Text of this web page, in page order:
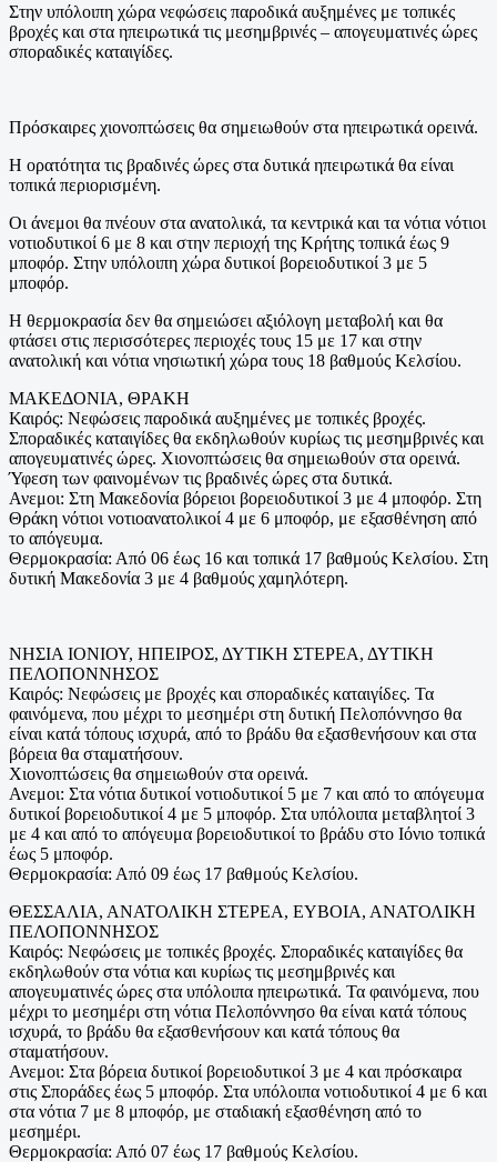
Στην υπόλοιπη χώρα νεφώσεις παροδικά αυξημένες με τοπικές
βροχές και στα ηπειρωτικά τις μεσημβρινές – απογευματινές ώρες
σποραδικές καταιγίδες.
Πρόσκαιρες χιονοπτώσεις θα σημειωθούν στα ηπειρωτικά ορεινά.
Η ορατότητα τις βραδινές ώρες στα δυτικά ηπειρωτικά θα είναι
τοπικά περιορισμένη.
Οι άνεμοι θα πνέουν στα ανατολικά, τα κεντρικά και τα νότια νότιοι
νοτιοδυτικοί 6 με 8 και στην περιοχή της Κρήτης τοπικά έως 9
μποφόρ. Στην υπόλοιπη χώρα δυτικοί βορειοδυτικοί 3 με 5
μποφόρ.
Η θερμοκρασία δεν θα σημειώσει αξιόλογη μεταβολή και θα
φτάσει στις περισσότερες περιοχές τους 15 με 17 και στην
ανατολική και νότια νησιωτική χώρα τους 18 βαθμούς Κελσίου.
ΜΑΚΕΔΟΝΙΑ, ΘΡΑΚΗ
Καιρός: Νεφώσεις παροδικά αυξημένες με τοπικές βροχές.
Σποραδικές καταιγίδες θα εκδηλωθούν κυρίως τις μεσημβρινές και
απογευματινές ώρες. Χιονοπτώσεις θα σημειωθούν στα ορεινά.
Ύφεση των φαινομένων τις βραδινές ώρες στα δυτικά.
Ανεμοι: Στη Μακεδονία βόρειοι βορειοδυτικοί 3 με 4 μποφόρ. Στη
Θράκη νότιοι νοτιοανατολικοί 4 με 6 μποφόρ, με εξασθένηση από
το απόγευμα.
Θερμοκρασία: Από 06 έως 16 και τοπικά 17 βαθμούς Κελσίου. Στη
δυτική Μακεδονία 3 με 4 βαθμούς χαμηλότερη.
ΝΗΣΙΑ ΙΟΝΙΟΥ, ΗΠΕΙΡΟΣ, ΔΥΤΙΚΗ ΣΤΕΡΕΑ, ΔΥΤΙΚΗ
ΠΕΛΟΠΟΝΝΗΣΟΣ
Καιρός: Νεφώσεις με βροχές και σποραδικές καταιγίδες. Τα
φαινόμενα, που μέχρι το μεσημέρι στη δυτική Πελοπόννησο θα
είναι κατά τόπους ισχυρά, από το βράδυ θα εξασθενήσουν και στα
βόρεια θα σταματήσουν.
Χιονοπτώσεις θα σημειωθούν στα ορεινά.
Ανεμοι: Στα νότια δυτικοί νοτιοδυτικοί 5 με 7 και από το απόγευμα
δυτικοί βορειοδυτικοί 4 με 5 μποφόρ. Στα υπόλοιπα μεταβλητοί 3
με 4 και από το απόγευμα βορειοδυτικοί το βράδυ στο Ιόνιο τοπικά
έως 5 μποφόρ.
Θερμοκρασία: Από 09 έως 17 βαθμούς Κελσίου.
ΘΕΣΣΑΛΙΑ, ΑΝΑΤΟΛΙΚΗ ΣΤΕΡΕΑ, ΕΥΒΟΙΑ, ΑΝΑΤΟΛΙΚΗ
ΠΕΛΟΠΟΝΝΗΣΟΣ
Καιρός: Νεφώσεις με τοπικές βροχές. Σποραδικές καταιγίδες θα
εκδηλωθούν στα νότια και κυρίως τις μεσημβρινές και
απογευματινές ώρες στα υπόλοιπα ηπειρωτικά. Τα φαινόμενα, που
μέχρι το μεσημέρι στη νότια Πελοπόννησο θα είναι κατά τόπους
ισχυρά, το βράδυ θα εξασθενήσουν και κατά τόπους θα
σταματήσουν.
Ανεμοι: Στα βόρεια δυτικοί βορειοδυτικοί 3 με 4 και πρόσκαιρα
στις Σποράδες έως 5 μποφόρ. Στα υπόλοιπα νοτιοδυτικοί 4 με 6 και
στα νότια 7 με 8 μποφόρ, με σταδιακή εξασθένηση από το
μεσημέρι.
Θερμοκρασία: Από 07 έως 17 βαθμούς Κελσίου.